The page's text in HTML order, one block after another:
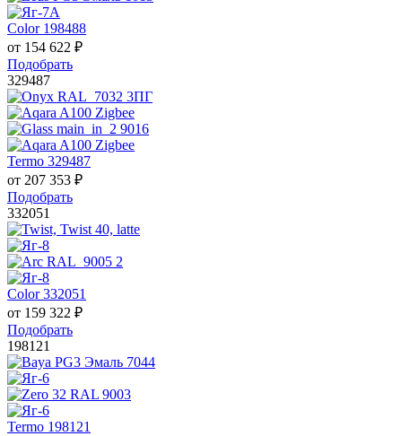
Color 198488
от 154 622 ₽
Подобрать
329487
Termo 329487
от 207 353 ₽
Подобрать
332051
Color 332051
от 159 322 ₽
Подобрать
198121
Termo 198121